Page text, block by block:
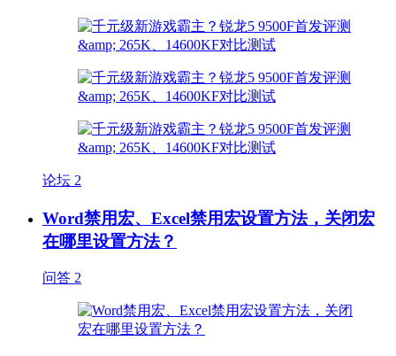
论坛 2
Word禁用宏、Excel禁用宏设置方法，关闭宏
在哪里设置方法？
问答 2